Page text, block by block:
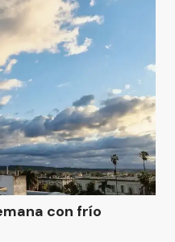
con frío